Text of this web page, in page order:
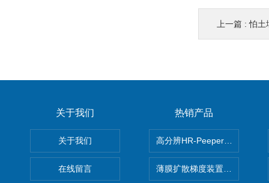
上一篇 :怕土壤
关于我们
关于我们
在线留言
热销产品
高分辨HR-Peeper采样器孔隙
薄膜扩散梯度装置 Agl DGT